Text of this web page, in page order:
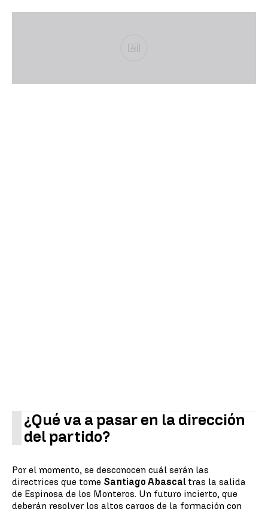
Ad
¿Qué va a pasar en la dirección
del partido?
Por el momento, se desconocen cuál serán las
directrices que tome Santiago Abascal tras la salida
de Espinosa de los Monteros. Un futuro incierto, que
deberán resolver los altos cargos de la formación con